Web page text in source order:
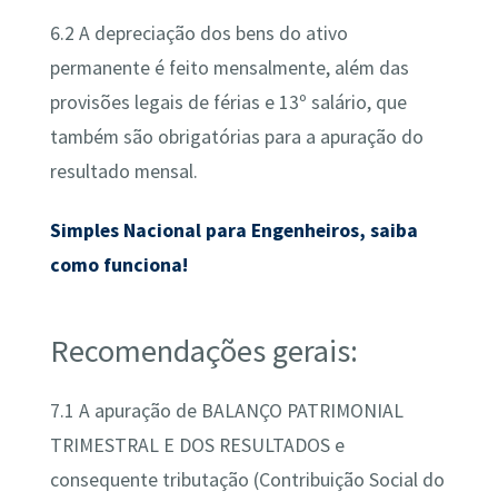
6.2 A depreciação dos bens do ativo
permanente é feito mensalmente, além das
provisões legais de férias e 13º salário, que
também são obrigatórias para a apuração do
resultado mensal.
Simples Nacional para Engenheiros, saiba
como funciona!
Recomendações gerais:
7.1 A apuração de BALANÇO PATRIMONIAL
TRIMESTRAL E DOS RESULTADOS e
consequente tributação (Contribuição Social do